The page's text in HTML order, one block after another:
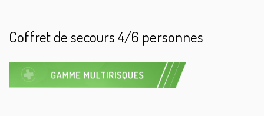
Coffret de secours 4/6 personnes